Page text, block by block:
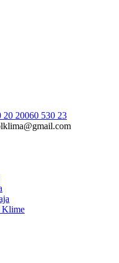
20 20060 530 23
Klime